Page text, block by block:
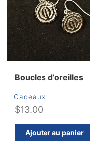
Boucles d’oreilles
Cadeaux
$13.00
Ajouter au panier